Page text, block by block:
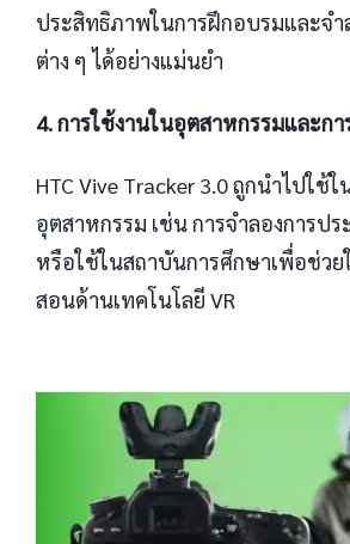
ประสิทธิภาพในการฝึกอบรมและจ
ต่าง ๆ ได้อย่างแม่นยำ
4. การใช้งานในอุตสาหกรรมและก
HTC Vive Tracker 3.0 ถูกนำไปใช้
อุตสาหกรรม เช่น การจำลองการป
หรือใช้ในสถาบันการศึกษาเพื่อช่วย
สอนด้านเทคโนโลยี VR